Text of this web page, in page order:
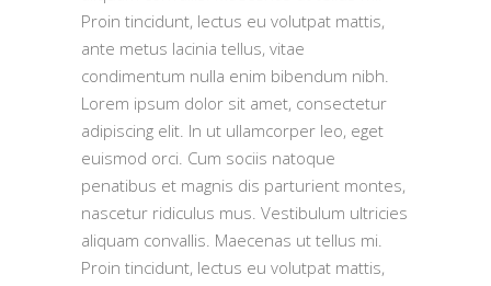
Proin tincidunt, lectus eu volutpat mattis,
ante metus lacinia tellus, vitae
condimentum nulla enim bibendum nibh.
Lorem ipsum dolor sit amet, consectetur
adipiscing elit. In ut ullamcorper leo, eget
euismod orci. Cum sociis natoque
penatibus et magnis dis parturient montes,
nascetur ridiculus mus. Vestibulum ultricies
aliquam convallis. Maecenas ut tellus mi.
Proin tincidunt, lectus eu volutpat mattis,